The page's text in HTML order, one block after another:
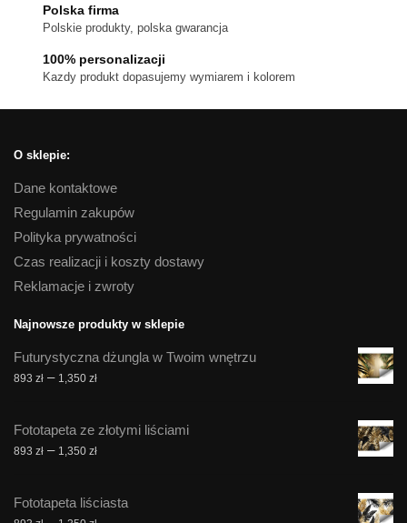
produktu
Polska firma
Polskie produkty, polska gwarancja
100% personalizacji
Kazdy produkt dopasujemy wymiarem i kolorem
O sklepie:
Dane kontaktowe
Regulamin zakupów
Polityka prywatności
Czas realizacji i koszty dostawy
Reklamacje i zwroty
Najnowsze produkty w sklepie
Futurystyczna dżungla w Twoim wnętrzu
893 zł – 1,350 złZakres
893 zł
do
Fototapeta ze złotymi liściami
893 zł – 1,350 złZakres
893 zł
Fototapeta liściasta